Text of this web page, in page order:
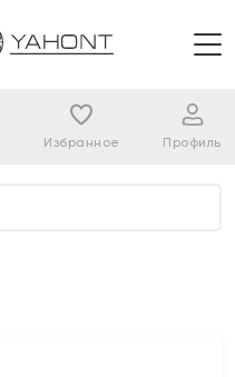
Избранное Профиль